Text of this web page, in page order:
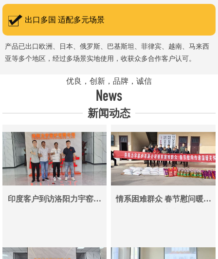
出口多国 适配多元场景
产品已出口欧洲、日本、俄罗斯、巴基斯坦、菲律宾、越南、马来西
亚等多个地区，经过多场景实地使用，收获众多合作客户认可。
优良，创新，品牌，诚信
News
新闻动态
印度客户到访洛阳力宇窑炉
情系困难群众 春节慰问暖人